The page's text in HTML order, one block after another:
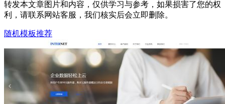
转发本文章图片和内容，仅供学习与参考，如果损害了您的权
利，请联系网站客服，我们核实后会立即删除。
随机模板推荐